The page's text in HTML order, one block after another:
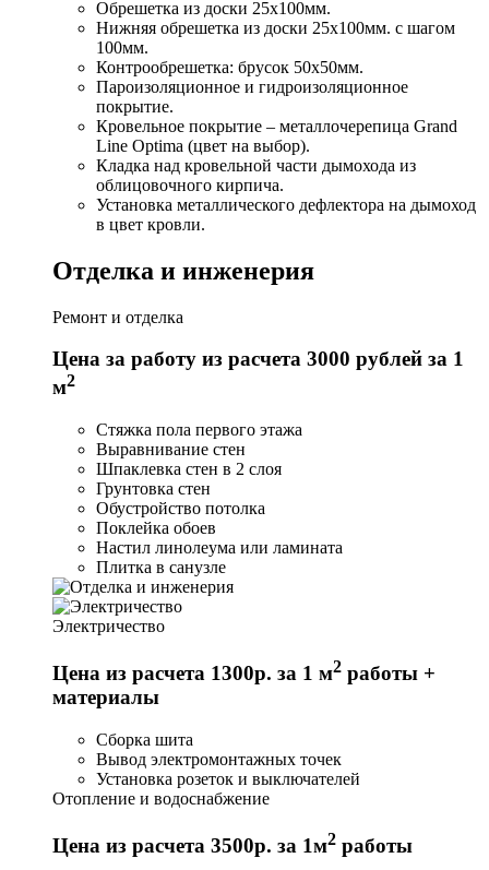
Обрешетка из доски 25х100мм.
Нижняя обрешетка из доски 25х100мм. с шагом
100мм.
Контрообрешетка: брусок 50х50мм.
Пароизоляционное и гидроизоляционное
покрытие.
Кровельное покрытие – металлочерепица Grand
Line Optima (цвет на выбор).
Кладка над кровельной части дымохода из
облицовочного кирпича.
Установка металлического дефлектора на дымоход
в цвет кровли.
Отделка и инженерия
Ремонт и отделка
Цена за работу из расчета 3000 рублей за 1
м2
Стяжка пола первого этажа
Выравнивание стен
Шпаклевка стен в 2 слоя
Грунтовка стен
Обустройство потолка
Поклейка обоев
Настил линолеума или ламината
Плитка в санузле
Электричество
Цена из расчета 1300р. за 1 м2 работы +
материалы
Сборка шита
Вывод электромонтажных точек
Установка розеток и выключателей
Отопление и водоснабжение
Цена из расчета 3500р. за 1м2 работы